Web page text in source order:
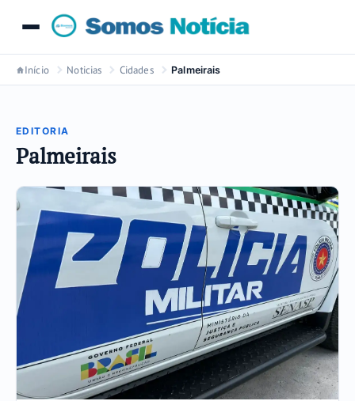
Início Noticias Cidades Palmeirais
EDITORIA
Palmeirais